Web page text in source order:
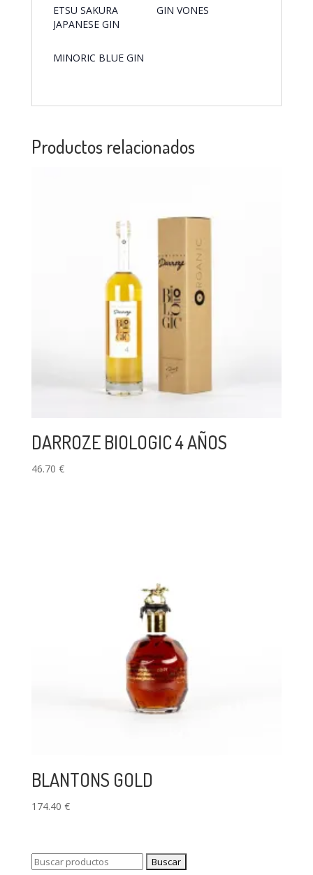
ETSU SAKURA
JAPANESE GIN
GIN VONES
MINORIC BLUE GIN
Productos relacionados
DARROZE BIOLOGIC 4 AÑOS
46.70 €
BLANTONS GOLD
174.40 €
Buscar: